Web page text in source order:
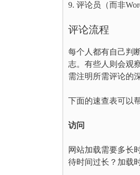
9. 评论员（而非
评论流程
每个人都有自己判
志。有些人则会观
需注明所需评论的
下面的速查表可以
访问
网站加载需要多长
待时间过长？加载